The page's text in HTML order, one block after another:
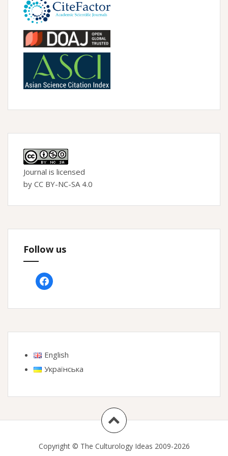
Journal is licensed
by CC BY-NC-SA 4.0
Follow us
facebook
English
Українська
Copyright © The Culturology Ideas 2009-2026